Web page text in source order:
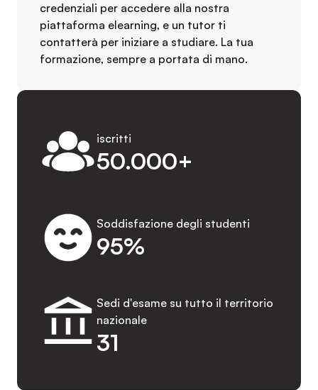
credenziali per accedere alla nostra
piattaforma elearning, e un tutor ti
contatterà per iniziare a studiare. La tua
formazione, sempre a portata di mano.
50.000+
iscritti
95%
Soddisfazione degli studenti
31
Sedi d'esame su tutto il territorio
nazionale